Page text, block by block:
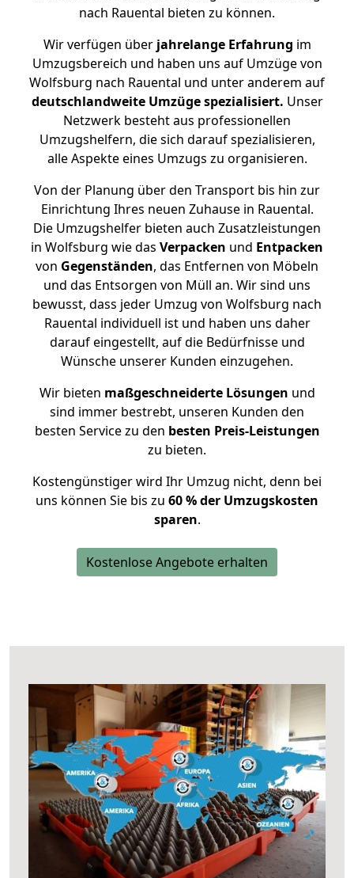
nach Rauental bieten zu können.
Wir verfügen überjahrelange Erfahrung im
Umzugsbereich und haben uns auf Umzüge von
Wolfsburg nach Rauental und unter anderem auf
deutschlandweite Umzüge spezialisiert. Unser
Netzwerk besteht aus professionellen
Umzugshelfern, die sich darauf spezialisieren,
alle Aspekte eines Umzugs zu organisieren.
Von der Planung über den Transport bis hin zur
Einrichtung Ihres neuen Zuhause in Rauental.
Die Umzugshelfer bieten auch Zusatzleistungen
in Wolfsburg wie das Verpacken und Entpacken
von Gegenständen, das Entfernen von Möbeln
und das Entsorgen von Müll an. Wir sind uns
bewusst, dass jeder Umzug von Wolfsburg nach
Rauental individuell ist und haben uns daher
darauf eingestellt, auf die Bedürfnisse und
Wünsche unserer Kunden einzugehen.
Wir bieten maßgeschneiderte Lösungen und
sind immer bestrebt, unseren Kunden den
besten Service zu den besten Preis-Leistungen
zu bieten.
Kostengünstiger wird Ihr Umzug nicht, denn bei
uns können Sie bis zu 60 % der Umzugskosten
sparen.
Kostenlose Angebote erhalten